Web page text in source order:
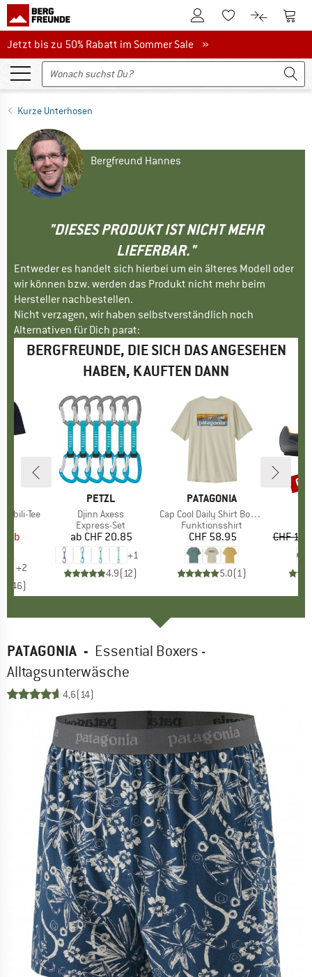
Zum KundenkontoZum Merkzettel.
Zum Zum
Jetzt bis zu 50% Rabatt im Sommer Sale
Jetzt bis zu 50% Rabatt im Sommer Sale »
Kurze Unterhosen
Bergfreund Hannes
"DIESES PRODUKT IST NICHT MEHR
LIEFERBAR."
Entweder es handelt sich hierbei um ein älteres Modell oder
wir können bzw. werden das Produkt nicht mehr beim
Hersteller nachbestellen.
Nicht verzagen, wir haben selbstverständlich noch
Alternativen für Dich parat:
BERGFREUNDE, DIE SICH DAS ANGESEHEN
HABEN, KAUFTEN DANN
Tee
Preis
ab
+2
46)
MARKE
PETZL
Artikel
Djinn Axess
Produktgruppe
Express-Set
Preis
ab CHF 20.85
+1
4.9(12)
MARKE
PATAGONIA
Artikel
Cap Cool Daily Shirt Boardshort Logo
Produktgruppe
Funktionsshirt
Preis
CHF 58.95
5.0(1)
CHF
PATAGONIA - Essential Boxers -
Alltagsunterwäsche
4,6(14)